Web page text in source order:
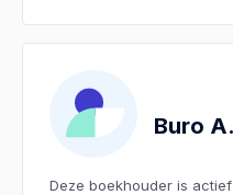
Buro
Deze boekhouder is